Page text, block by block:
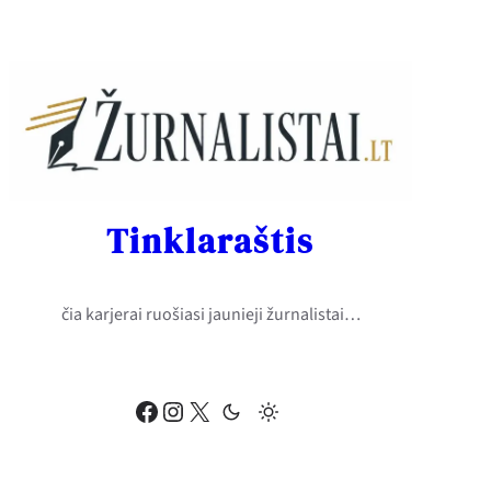
Facebook Instagram X
Tinklaraštis
čia karjerai ruošiasi jaunieji žurnalistai…